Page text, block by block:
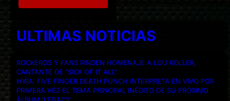
ULTIMAS NOTICIAS
ROCKEROS Y FANS RINDEN HOMENAJE A LOU KOLLER,
CANTANTE DE “SICK OF IT ALL”.
MIRA: FIVE FINGER DEATH PUNCH INTERPRETA EN VIVO POR
PRIMERA VEZ EL TEMA PRINCIPAL INÉDITO DE SU PRÓXIMO
ÁLBUM ‘LEGACY’.